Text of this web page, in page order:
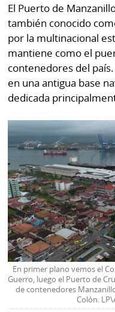
El Puerto de
también conocido
por la multinacional
mantiene como el
contenedores del
en una antigua base
dedicada
En primer plano vemos el
Guerro, luego el Puerto de
de contenedores
Colón.